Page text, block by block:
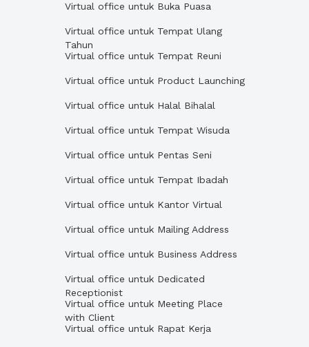
Virtual office untuk Buka Puasa
Virtual office untuk Tempat Ulang
Tahun
Virtual office untuk Tempat Reuni
Virtual office untuk Product Launching
Virtual office untuk Halal Bihalal
Virtual office untuk Tempat Wisuda
Virtual office untuk Pentas Seni
Virtual office untuk Tempat Ibadah
Virtual office untuk Kantor Virtual
Virtual office untuk Mailing Address
Virtual office untuk Business Address
Virtual office untuk Dedicated
Receptionist
Virtual office untuk Meeting Place
with Client
Virtual office untuk Rapat Kerja